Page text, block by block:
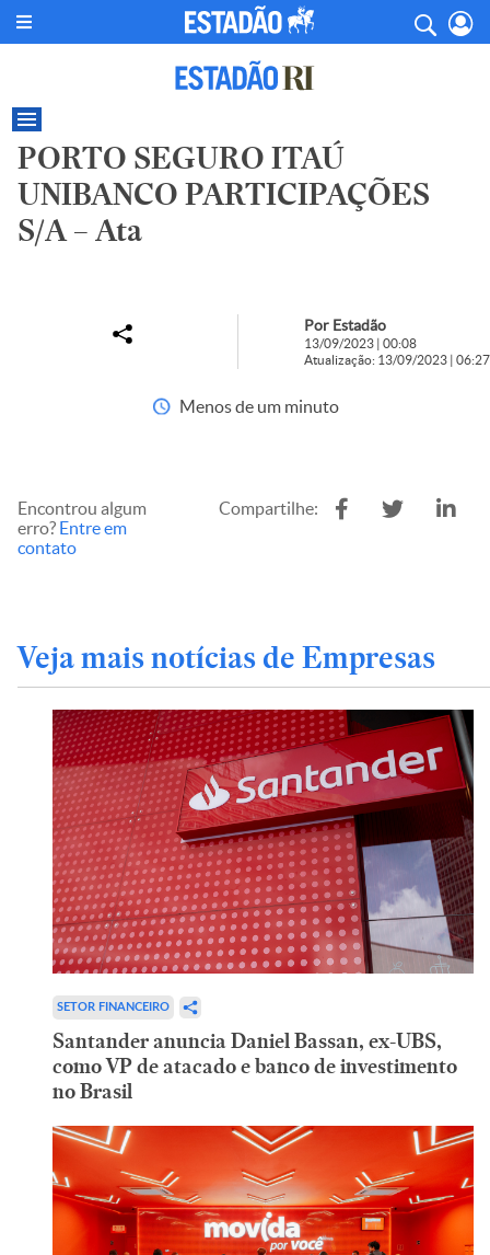
PORTO SEGURO ITAÚ
UNIBANCO PARTICIPAÇÕES
S/A – Ata
Por Estadão
13/09/2023 | 00:08
Atualização: 13/09/2023 | 06:27
Menos de um minuto
Encontrou algum
erro? Entre em
contato
Compartilhe:
Veja mais notícias de Empresas
SETOR FINANCEIRO
Santander anuncia Daniel Bassan, ex-UBS,
como VP de atacado e banco de investimento
no Brasil